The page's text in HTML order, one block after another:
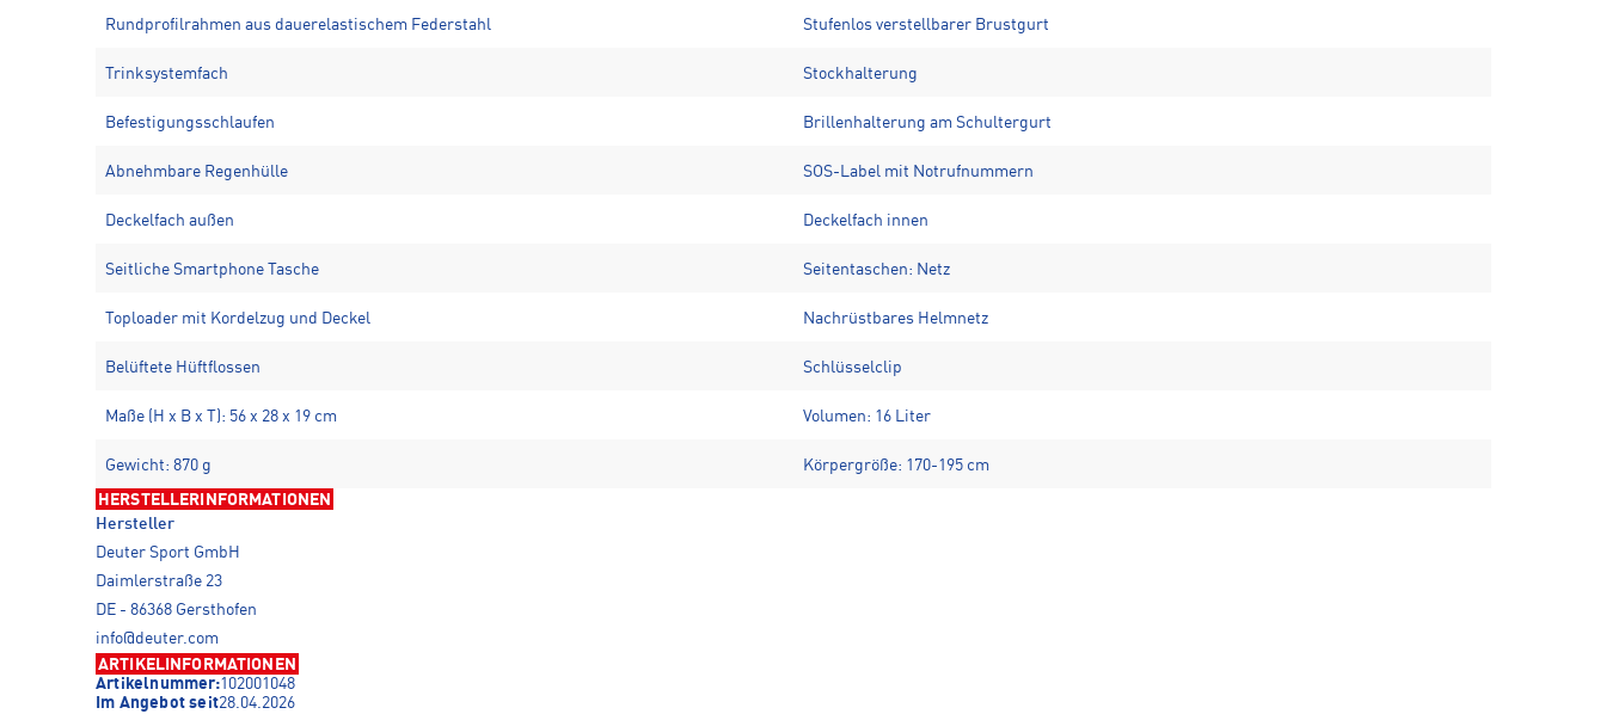
Rundprofilrahmen aus dauerelastischem Federstahl Stufenlos verstellbarer Brustgurt
Trinksystemfach Stockhalterung
Befestigungsschlaufen Brillenhalterung am Schultergurt
Abnehmbare Regenhülle SOS-Label mit Notrufnummern
Deckelfach außen Deckelfach innen
Seitliche Smartphone Tasche Seitentaschen: Netz
Toploader mit Kordelzug und Deckel Nachrüstbares Helmnetz
Belüftete Hüftflossen Schlüsselclip
Maße (H x B x T): 56 x 28 x 19 cm Volumen: 16 Liter
Gewicht: 870 g Körpergröße: 170-195 cm
HERSTELLERINFORMATIONEN
Hersteller
Deuter Sport GmbH
Daimlerstraße 23
DE - 86368 Gersthofen
info@deuter.com
ARTIKELINFORMATIONEN
Artikelnummer:102001048
Im Angebot seit28.04.2026